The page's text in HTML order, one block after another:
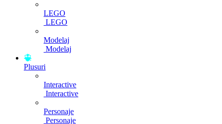
LEGO
LEGO
Modelaj
Modelaj
Plusuri
Interactive
Interactive
Personaje
Personaje